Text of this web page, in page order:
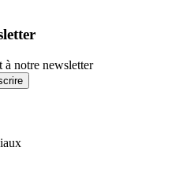
à notre newsletter